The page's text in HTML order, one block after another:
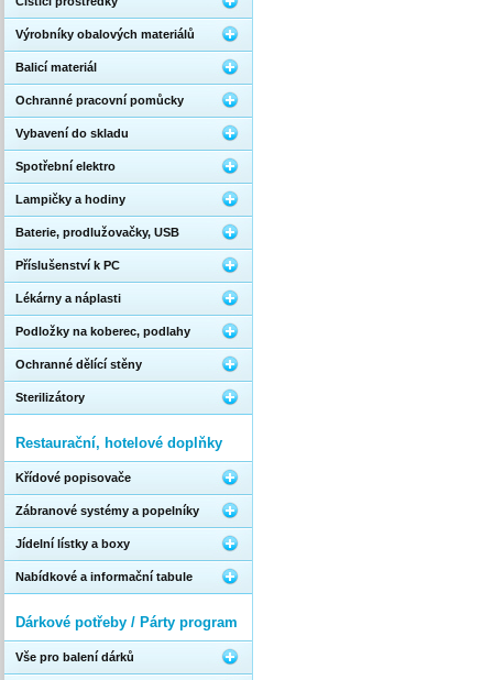
Výrobníky obalových materiálů
Balicí materiál
Ochranné pracovní pomůcky
Vybavení do skladu
Spotřební elektro
Lampičky a hodiny
Baterie, prodlužovačky, USB
Příslušenství k PC
Lékárny a náplasti
Podložky na koberec, podlahy
Ochranné dělící stěny
Sterilizátory
Restaurační, hotelové doplňky
Křídové popisovače
Zábranové systémy a popelníky
Jídelní lístky a boxy
Nabídkové a informační tabule
Dárkové potřeby / Párty program
Vše pro balení dárků